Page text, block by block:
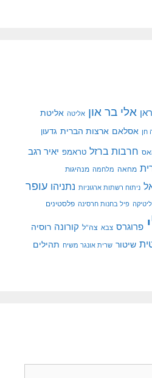
אלי בר און אליטה אליטת
חן אסלאם ארצות הברית גדעון
חרבות ברזל טראמפ יאיר רגב
מחאה מלחמה מנהיגות
ניתוח רשתות ארגוניות נתניהו עופר
פיל בחנות חרסינה פלסטינים
פרוגרס צבא צה"ל קורונה רוסיה
שיטור שרית אונגר משיח תהילים